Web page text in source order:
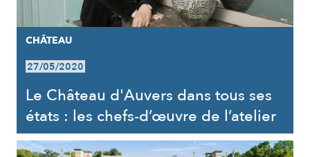
CHÂTEAU
27/05/2020
Le Château d'Auvers dans tous ses
états : les chefs-d’œuvre de l’atelier